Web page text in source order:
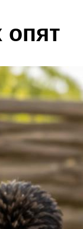
опят